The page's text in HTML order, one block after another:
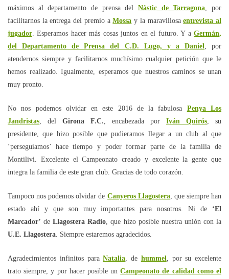
máximos al departamento de prensa del Nàstic de Tarragona , por
facilitarnos la entrega del premio aMossa y la maravillosaentrevista al
jugador . Esperamos hacer más cosas juntos en el futuro. Y a Germán,
del Departamento de Prensa del C.D. Lugo, y a Daniel
, por
atendernos siempre y facilitarnos muchísimo cualquier petición que le
hemos realizado. Igualmente, esperamos que nuestros caminos se unan
muy pronto.
No nos podemos olvidar en este 2016 de la fabulosa Penya Los
Jandristas , del Girona F.C. , encabezada por Iván Quirós , su
presidente, que hizo posible que pudieramos llegar a un club al que
‘perseguíamos’ hace tiempo y poder formar parte de la familia de
Montilivi. Excelente el Campeonato creado y excelente la gente que
integra la familia de este gran club. Gracias de todo corazón.
Tampoco nos podemos olvidar de Canyeros Llagostera, que siempre han
estado ahí y que son muy importantes para nosotros. Ni de ‘El
Marcador’ deLlagostera Radio , que hizo posible nuestra unión con la
U.E. Llagostera . Siempre estaremos agradecidos.
Agradecimientos infinitos paraNatalia , de hummel
, por su excelente
trato siempre, y por hacer posible unCampeonato de calidad como el